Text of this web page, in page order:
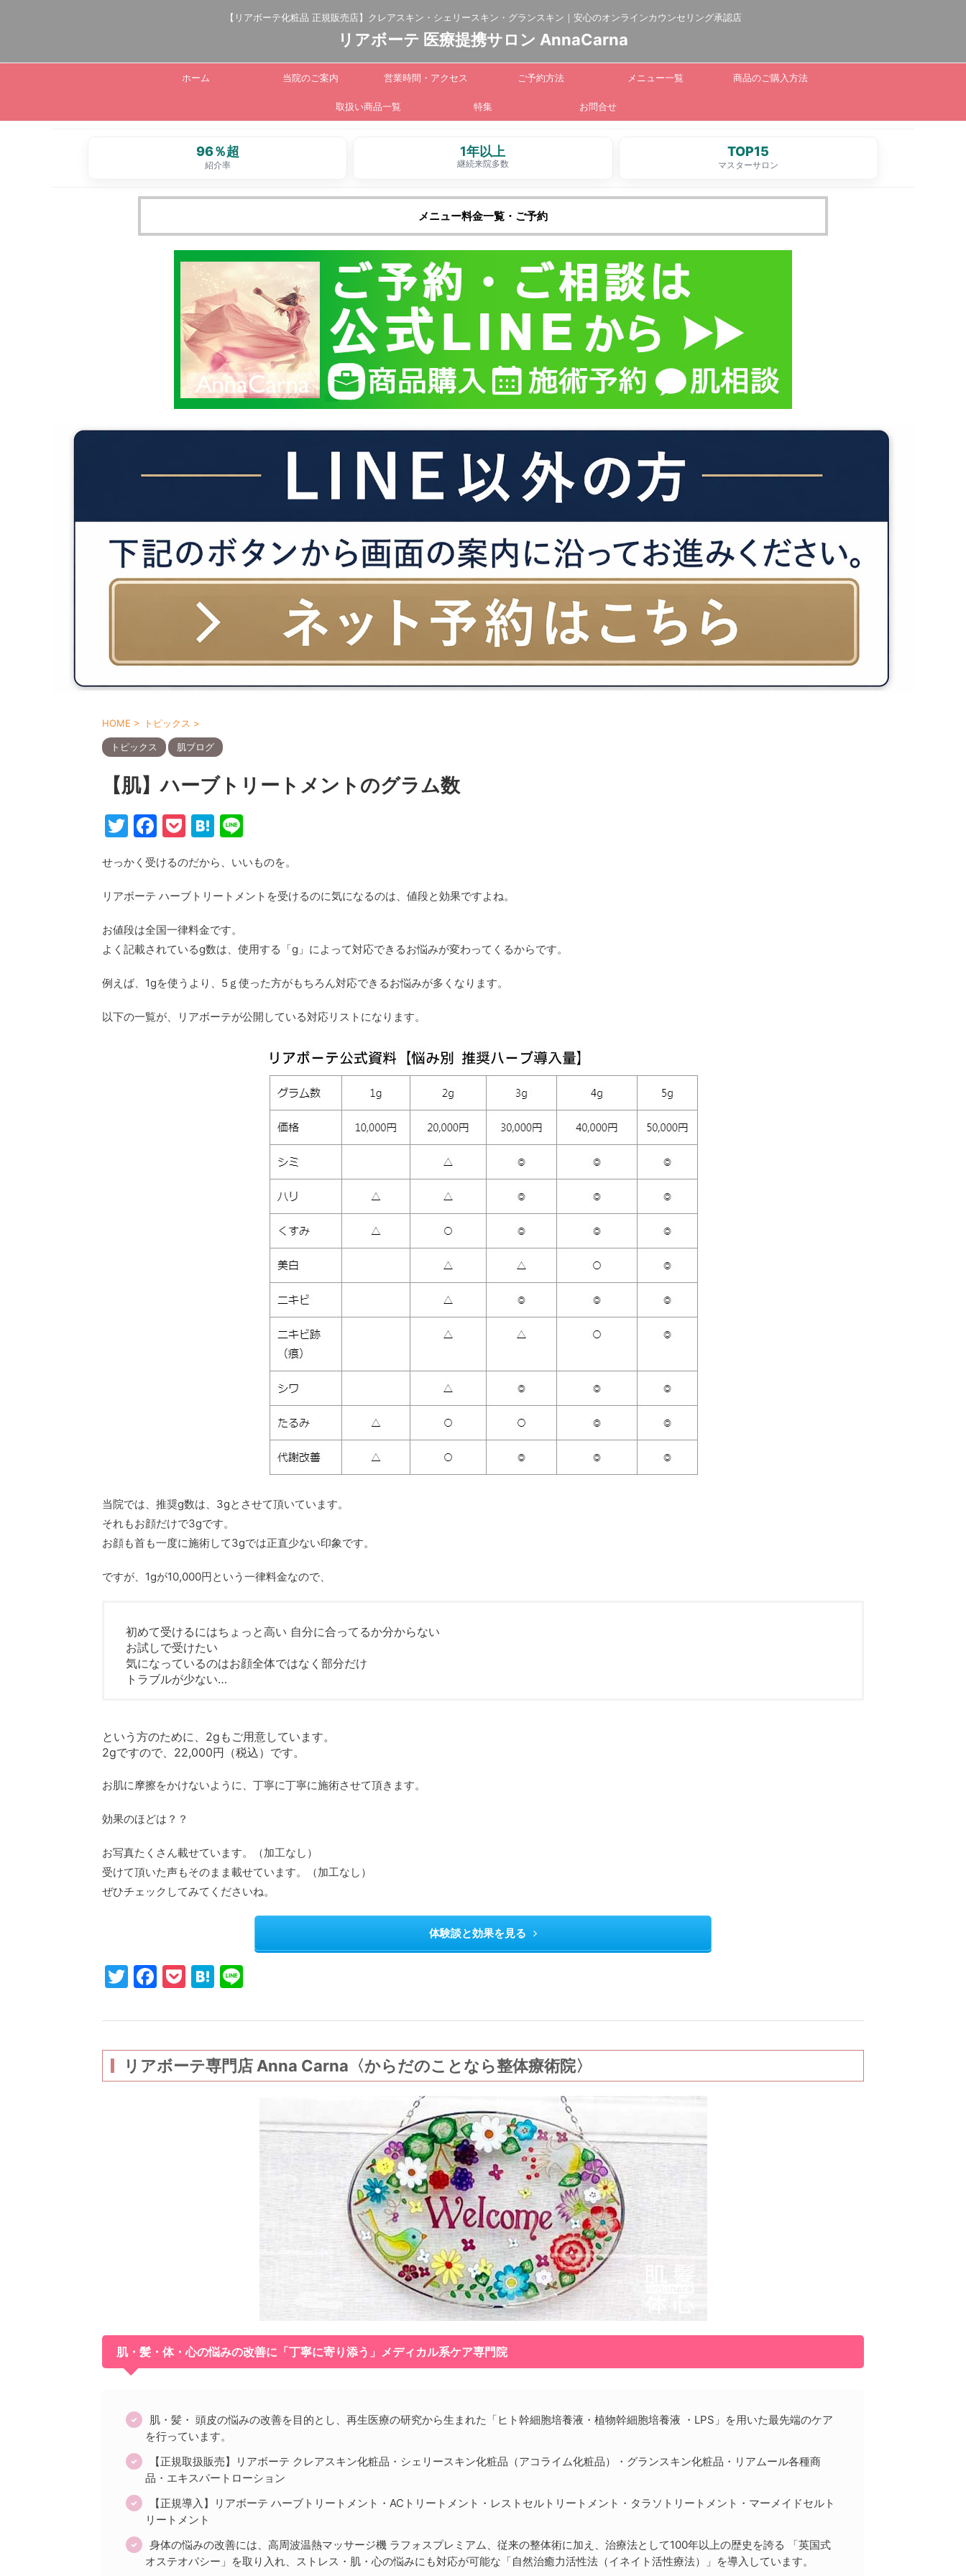
【リアボーテ化粧品 正規販売店】クレアスキン・シェリースキン・グランスキン｜安心のオンラインカウンセリング承認店
リアボーテ 医療提携サロン AnnaCarna
ホーム 当院のご案内 営業時間・アクセス ご予約方法 メニュー一覧 商品のご購入方法
取扱い商品一覧 特集 お問合せ
96％超
紹介率
1年以上
継続来院多数
TOP15
マスターサロン
メニュー料金一覧・ご予約
HOME > トピックス >
トピックス 肌ブログ
【肌】ハーブトリートメントのグラム数
T
itt
er
F
c
e
o
o
k
P
c
k
et
H
e
n
e
せっかく受けるのだから、いいものを。
リアボーテ ハーブトリートメントを受けるのに気になるのは、値段と効果ですよね。
お値段は全国一律料金です。
よく記載されているg数は、使用する「g」によって対応できるお悩みが変わってくるからです。
例えば、1gを使うより、5ｇ使った方がもちろん対応できるお悩みが多くなります。
以下の一覧が、リアボーテが公開している対応リストになります。
当院では、推奨g数は、3gとさせて頂いています。
それもお顔だけで3gです。
お顔も首も一度に施術して3gでは正直少ない印象です。
ですが、1gが10,000円という一律料金なので、
初めて受けるにはちょっと高い 自分に合ってるか分からない
お試しで受けたい
気になっているのはお顔全体ではなく部分だけ
トラブルが少ない…
という方のために、2gもご用意しています。
2gですので、22,000円（税込）です。
お肌に摩擦をかけないように、丁寧に丁寧に施術させて頂きます。
効果のほどは？？
お写真たくさん載せています。（加工なし）
受けて頂いた声もそのまま載せています。（加工なし）
ぜひチェックしてみてくださいね。
体験談と効果を見る
T
itt
er
F
c
e
b
o
P
c
k
et
H
e
n
a
e
リアボーテ専門店 Anna Carna〈からだのことなら整体療術院〉
肌・髪・体・心の悩みの改善に「丁寧に寄り添う」メディカル系ケア専門院
肌・髪・ 頭皮の悩みの改善を目的とし、再生医療の研究から生まれた「ヒト幹細胞培養液・植物幹細胞培養液 ・LPS」を用いた最先端のケア
を行っています。
【正規取扱販売】リアボーテ クレアスキン化粧品・シェリースキン化粧品（アコライム化粧品）・グランスキン化粧品・リアムール各種商
品・エキスパートローション
【正規導入】リアボーテ ハーブトリートメント・ACトリートメント・レストセルトリートメント・タラソトリートメント・マーメイドセルト
リートメント
身体の悩みの改善には、高周波温熱マッサージ機 ラフォスプレミアム、従来の整体術に加え、治療法として100年以上の歴史を誇る 「英国式
オステオパシー」を取り入れ、ストレス・肌・心の悩みにも対応が可能な「自然治癒力活性法（イネイト活性療法）」を導入しています。